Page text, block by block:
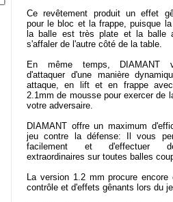
Ce revêtement produit un effet
pour le bloc et la frappe, puisque
la balle est très plate et la balle
s'affaler de l'autre côté de la table.
En même temps, DIAMANT
d'attaquer d'une manière
attaque, en lift et en frappe
2.1mm de mousse pour exercer de
votre adversaire.
DIAMANT offre un maximum
jeu contre la défense: Il vous
facilement et d'effectuer
extraordinaires sur toutes balles
La version 1.2 mm procure encore
contrôle et d'effets gênants lors du